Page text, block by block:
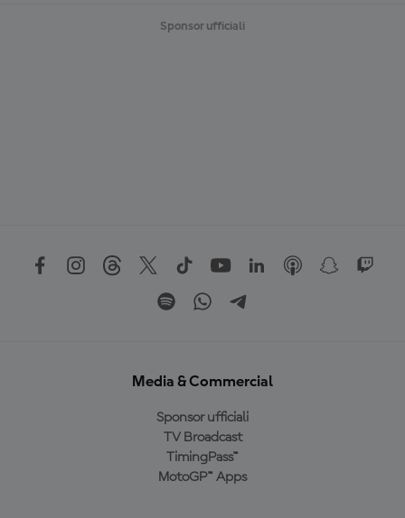
Sponsor ufficiali
Media & Commercial
Sponsor ufficiali
TV Broadcast
TimingPass™
MotoGP™ Apps